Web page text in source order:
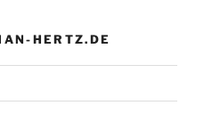
HERTZ.DE